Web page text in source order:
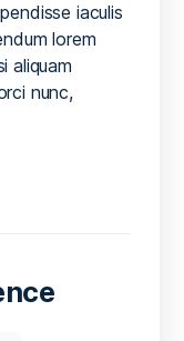
iaculis
lorem
aliquam
nunc,